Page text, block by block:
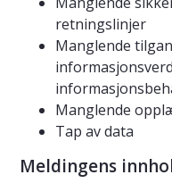
retningslinjer
Manglende
Manglende
Tap av data
Meldingens